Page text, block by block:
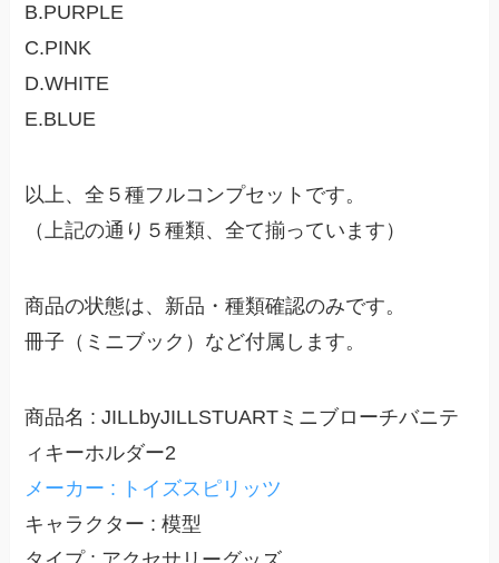
B.PURPLE
C.PINK
D.WHITE
E.BLUE
以上、全５種フルコンプセットです。
（上記の通り５種類、全て揃っています）
商品の状態は、新品・種類確認のみです。
冊子（ミニブック）など付属します。
商品名 : JILLbyJILLSTUARTミニブローチバニテ
ィキーホルダー2
メーカー : トイズスピリッツ
キャラクター : 模型